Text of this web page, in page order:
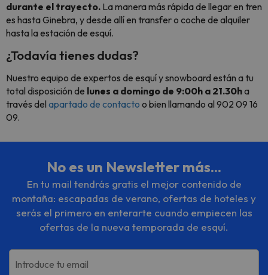
durante el trayecto. La manera más rápida de llegar en tren
es hasta Ginebra, y desde allí en transfer o coche de alquiler
hasta la estación de esquí.
¿Todavía tienes dudas?
Nuestro equipo de expertos de esquí y snowboard están a tu
total disposición de lunes a domingo de 9:00h a 21.30ha
través del apartado de contacto o bien llamando al 902 09 16
09.
No es un Newsletter más...
En tu mail tendrás gratis el mejor contenido de
montaña: escapadas de verano, ofertas de hoteles y
serás el primero en enterarte cuando empiecen las
ofertas de la nueva temporada de esquí.
Introduce tu email